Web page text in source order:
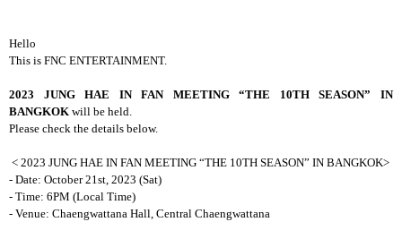
Hello
This is FNC ENTERTAINMENT.
2023 JUNG HAE IN FAN MEETING “THE 10TH SEASON” IN
BANGKOK will be held.
Please check the details below.
< 2023 JUNG HAE IN FAN MEETING “THE 10TH SEASON” IN BANGKOK>
- Date: October 21st, 2023 (Sat)
- Time: 6PM (Local Time)
- Venue: Chaengwattana Hall, Central Chaengwattana